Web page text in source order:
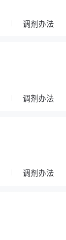
调剂办法
调剂办法
调剂办法